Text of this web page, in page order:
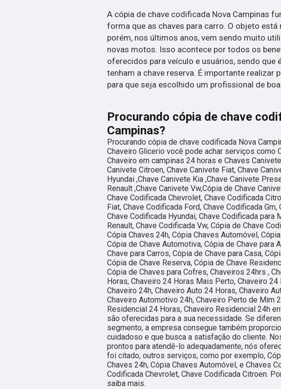
A cópia de chave codificada Nova Campinas
forma que as chaves para carro. O objeto está
porém, nos últimos anos, vem sendo muito
novas motos. Isso acontece por todos os
oferecidos para veículo e usuários, sendo que
tenham a chave reserva. É importante realizar
para que seja escolhido um profissional de
Procurando cópia de chave
Campinas?
Procurando cópia de chave codificada Nova
Chaveiro Glicerio você pode achar serviços como
Chaveiro em campinas 24 horas e Chaves
Canivete Citroen, Chave Canivete Fiat, Chave
Hyundai ,Chave Canivete Kia ,Chave Canivete
Renault ,Chave Canivete Vw,Cópia de Chave
Chave Codificada Chevrolet, Chave Codificada
Fiat, Chave Codificada Ford, Chave Codificada
Chave Codificada Hyundai, Chave Codificada para
Renault, Chave Codificada Vw, Cópia de Chave
Cópia Chaves 24h, Cópia Chaves Automóvel,
Cópia de Chave Automotiva, Cópia de Chave para
Chave para Carros, Cópia de Chave para Casa,
Cópia de Chave Reserva, Cópia de Chave
Cópia de Chaves para Cofres, Chaveiros 24hrs ,
Horas, Chaveiro 24 Horas Mais Perto, Chaveiro
Chaveiro 24h, Chaveiro Auto 24 Horas, Chaveiro
Chaveiro Automotivo 24h, Chaveiro Perto de Mim
Residencial 24 Horas, Chaveiro Residencial 24h
são oferecidas para a sua necessidade. Se
segmento, a empresa consegue também
cuidadoso e que busca a satisfação do cliente.
prontos para atendê-lo adequadamente, nós
foi citado, outros serviços, como por exemplo,
Chaves 24h, Cópia Chaves Automóvel, e Chaves
Codificada Chevrolet, Chave Codificada Citroen.
saiba mais.